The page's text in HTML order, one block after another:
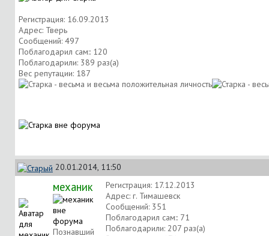
Регистрация: 16.09.2013
Адрес: Тверь
Сообщений: 497
Поблагодарил сам:: 120
Поблагодарили: 389 раз(а)
Вес репутации: 187
20.01.2014, 11:50
механик
Познавший
Регистрация: 17.12.2013
Адрес: г. Тимашевск
Сообщений: 351
Поблагодарил сам:: 71
Поблагодарили: 207 раз(а)